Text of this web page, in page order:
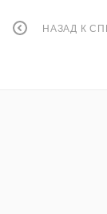
НАЗАД К